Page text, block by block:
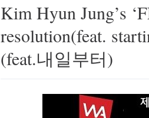
Kim Hyun Jung’s
resolution(feat.
(feat.내일부터)
Made with
More Info